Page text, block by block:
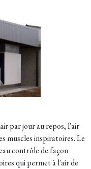
par jour au repos, l'air
muscles inspiratoires. Le
contrôle de façon
qui permet à l'air de